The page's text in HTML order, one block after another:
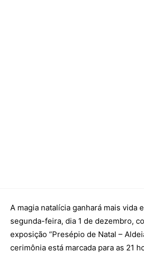
»»» Fundação Aurora Borges
Seia em Números
A magia natalícia ganhará mais vida
segunda-feira, dia 1 de dezembro,
exposição “Presépio de Natal –
cerimônia está marcada para as 21